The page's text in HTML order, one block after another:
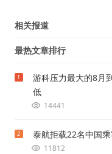
相关报道
最热文章排行
1
游科压力最大的8月
低
14441
2 泰航拒载22名中国
11812